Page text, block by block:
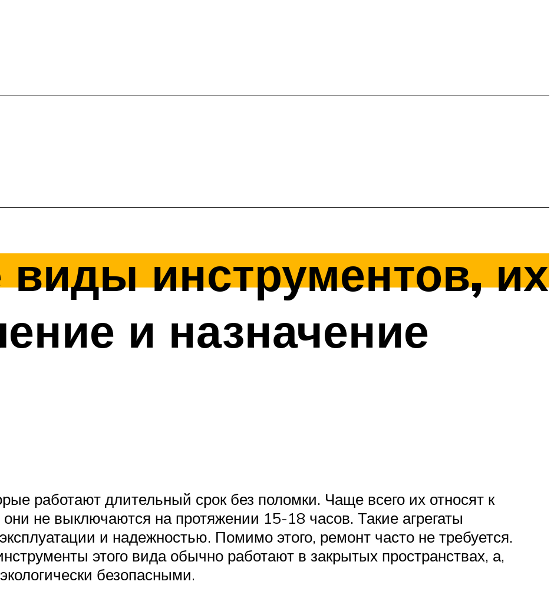
инструментов, их
и назначение
работают длительный срок без поломки. Чаще всего их относят к
не выключаются на протяжении 15-18 часов. Такие агрегаты
и надежностью. Помимо этого, ремонт часто не требуется.
этого вида обычно работают в закрытых пространствах, а,
безопасными.